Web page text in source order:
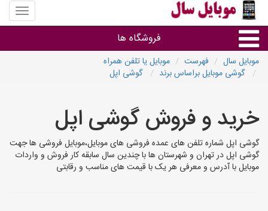
منوی
سایت
سال
فروشگاه ها
موبایل و تبلت
سایر گروه ها
فروشگاه های موبایل
موبایل سال فهرست
موبایل یا تلفن همراه
گوشی موبایل براساس برند
گوشی اپل
خرید و فروش گوشی اپل
گوشی اپل شماره تلفن های عمده فروشی های موبایل،موبایل فروشی ها جهت
گوشی اپل در تهران و شهرستان ها با چندین سال سابقه کار فروش و واردات
موبایل با آدرس و معرفی هر یک با قیمت های مناسب و رقابتی